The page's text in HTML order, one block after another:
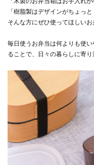
「樹脂製はデザインがちょっと
そんな方にぜひ使ってほしいお
毎日使うお弁当は何よりも使
ることで、日々の暮らしに寄